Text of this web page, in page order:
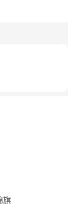
旗